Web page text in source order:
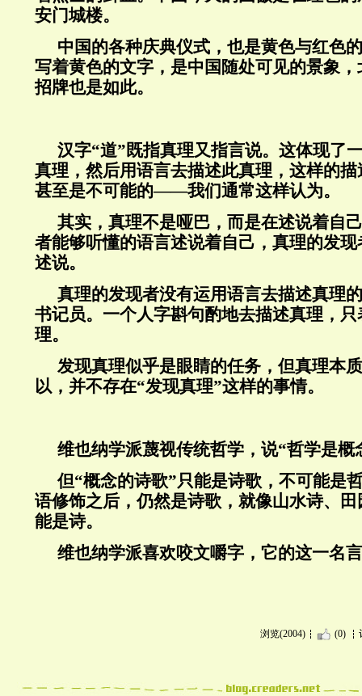
安门城楼。
中国的各种庆典仪式，也是黄色与红色
写着黄色的文字，是中国随处可见的景象
招牌也是如此。
汉字“道”既指真理又指言说。这体现了
真理，然后用语言去描述此真理，这样的
甚至是不可能的——我们通常这样认为。
其实，真理不是哑巴，而是在述说着
者能够听懂的语言述说着自己，真理的发
述说。
真理的发现者没有运用语言去描述真理
书记员。一个人字斟句酌地去描述真理，
理。
发现真理似乎是眼睛的任务，但真理本
以，并不存在“发现真理”这样的事情。
维也纳学派蔑视传统哲学，说“哲学是概
但“概念的诗歌”只能是诗歌，不可能是
语修饰之后，仍然是诗歌，就像山水诗、
能是诗。
维也纳学派喜欢咬文嚼字，它的这一名
浏览(2004) (0)